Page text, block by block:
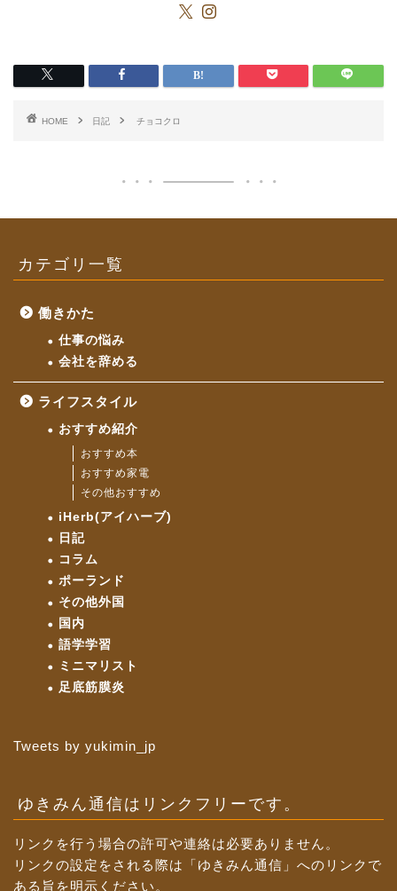
HOME 日記 チョコクロ
カテゴリ一覧
働きかた
仕事の悩み
会社を辞める
ライフスタイル
おすすめ紹介
おすすめ本
おすすめ家電
その他おすすめ
iHerb(アイハーブ)
日記
コラム
ポーランド
その他外国
国内
語学学習
ミニマリスト
足底筋膜炎
Tweets by yukimin_jp
ゆきみん通信はリンクフリーです。
リンクを行う場合の許可や連絡は必要ありません。
リンクの設定をされる際は「ゆきみん通信」へのリンクで
ある旨を明示ください。